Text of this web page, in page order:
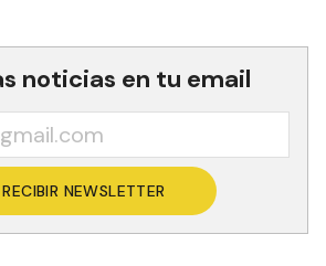
noticias en tu email
RECIBIR NEWSLETTER